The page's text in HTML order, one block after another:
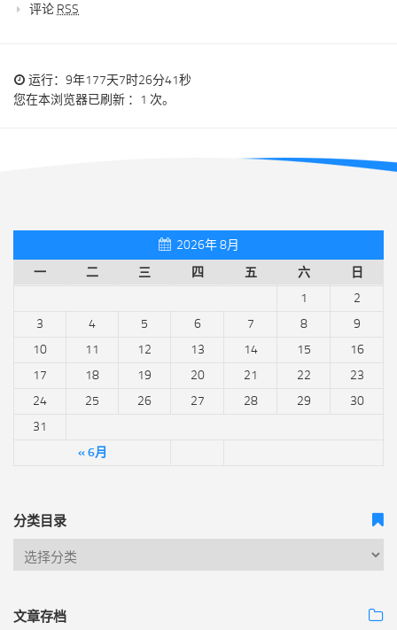
评论 RSS
运行：9年177天7时26分41秒
您在本浏览器已刷新 ：1 次。
2026年 8月
一
二 三 四 五 六 日
« 6月
1
2
3
4 5 6 7 8
9
10
11 12 13 14 15
16
17
18 19 20 21 22
23
24
25 26 27 28 29
30
31
分类目录
文章存档